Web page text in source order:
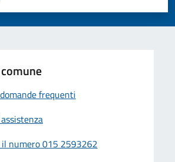
5 stelle su 5
stelle su 5
su 5
5
frequenti
il numero 015 2593262